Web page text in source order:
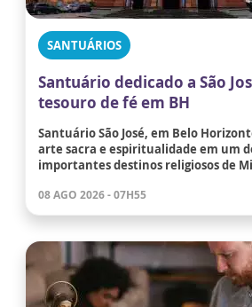
SANTUÁRIOS
Santuário dedicado a São
tesouro de fé em BH
Santuário São José, em Belo
arte sacra e espiritualidade em um
importantes destinos religiosos de
08 AGO 2026 - 07H55